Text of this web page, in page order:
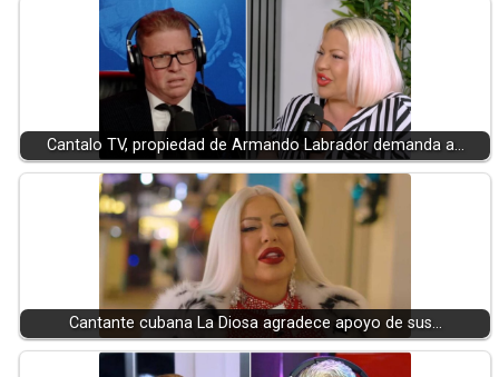
Cantalo TV, propiedad de Armando Labrador demanda a…
Cantante cubana La Diosa agradece apoyo de sus…